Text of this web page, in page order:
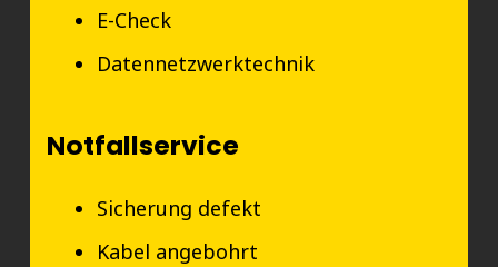
E-Check
Datennetzwerktechnik
Notfallservice
Sicherung defekt
Kabel angebohrt